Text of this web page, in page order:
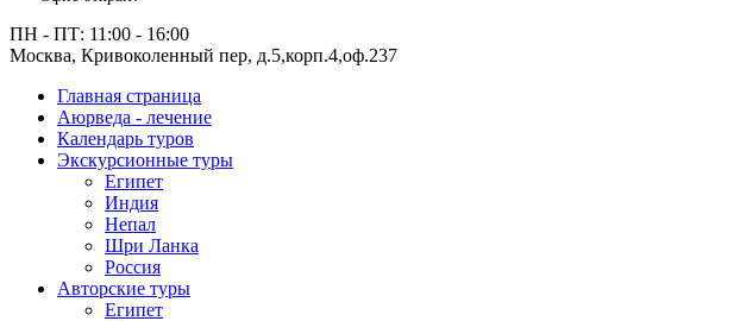
ПН - ПТ: 11:00 - 16:00
Москва, Кривоколенный пер, д.5,корп.4,оф.237
Главная страница
Аюрведа - лечение
Календарь туров
Экскурсионные туры
Египет
Индия
Непал
Шри Ланка
Россия
Авторские туры
Египет